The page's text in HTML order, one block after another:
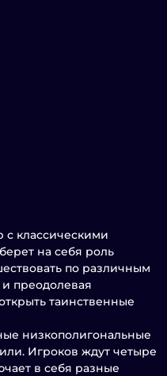
с классическими
на себя роль
по различным
преодолевая
таинственные
низкополигональные
Игроков ждут четыре
в себя разные